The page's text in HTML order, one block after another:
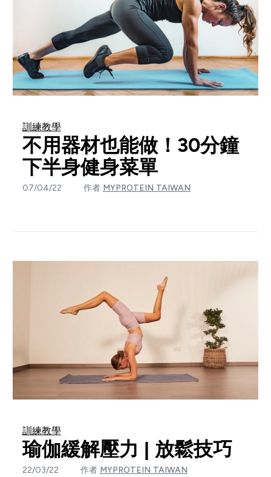
訓練教學
不用器材也能做！30分鐘
下半身健身菜單
07/04/22 作者 MYPROTEIN TAIWAN
訓練教學
瑜伽緩解壓力 | 放鬆技巧
22/03/22 作者 MYPROTEIN TAIWAN